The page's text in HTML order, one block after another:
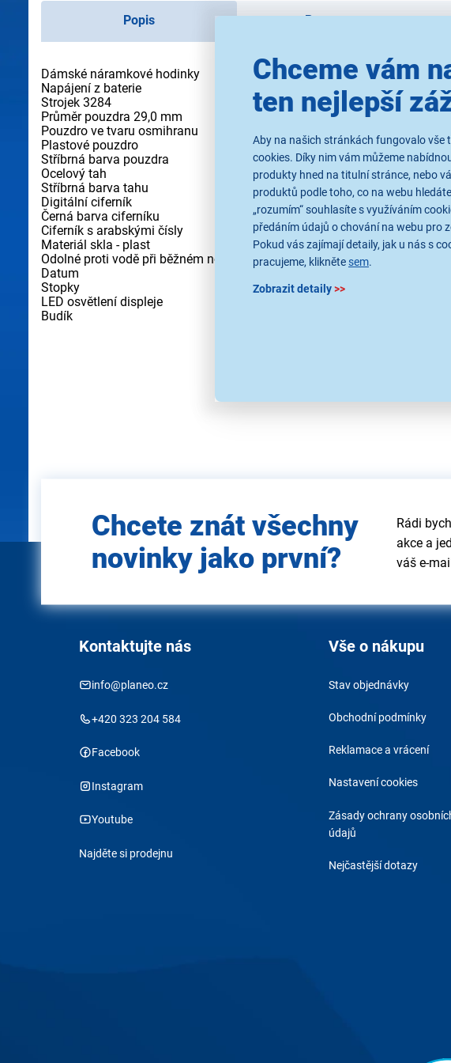
Chceme vám
ten nejlepší
Aby na našich stránkách fungovalo vše
cookies. Díky nim vám můžeme
produkty hned na titulní stránce, nebo
produktů podle toho, co na webu
„rozumím“ souhlasíte s využíváním
předáním údajů o chování na webu pro
Pokud vás zajímají detaily, jak u nás s
pracujeme, klikněte sem.
Zobrazit detaily>>
Popis Parametry
Dámské náramkové hodinky
Napájení z baterie
Strojek 3284
Průměr pouzdra 29,0 mm
Pouzdro ve tvaru osmihranu
Plastové pouzdro
Stříbrná barva pouzdra
Ocelový tah
Stříbrná barva tahu
Digitální ciferník
Černá barva ciferníku
Ciferník s arabskými čísly
Materiál skla - plast
Odolné proti vodě při běžném nošení
Datum
Stopky
LED osvětlení displeje
Budík
e-mail
Chcete znát všechny
novinky jako první?
Rádi
akce a
váš e-
Kontaktujte nás
info@planeo.cz
+420 323 204 584
Facebook
Instagram
Youtube
Najděte si prodejnu
Vše o nákupu
Stav objednávky
Obchodní podmínky
Reklamace a vrácení
Nastavení cookies
Zásady ochrany
údajů
Nejčastější dotazy